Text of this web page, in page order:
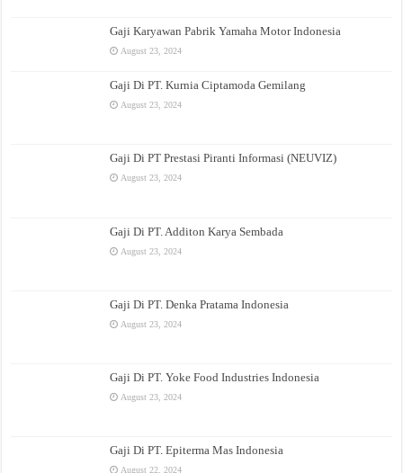
Gaji Karyawan Pabrik Yamaha Motor Indonesia
August 23, 2024
Gaji Di PT. Kurnia Ciptamoda Gemilang
August 23, 2024
Gaji Di PT Prestasi Piranti Informasi (NEUVIZ)
August 23, 2024
Gaji Di PT. Additon Karya Sembada
August 23, 2024
Gaji Di PT. Denka Pratama Indonesia
August 23, 2024
Gaji Di PT. Yoke Food Industries Indonesia
August 23, 2024
Gaji Di PT. Epiterma Mas Indonesia
August 22, 2024